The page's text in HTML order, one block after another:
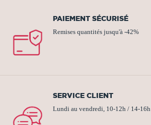
PAIEMENT SÉCURISÉ
Remises quantités jusqu'à -42%
SERVICE CLIENT
Lundi au vendredi, 10-12h / 14-16h